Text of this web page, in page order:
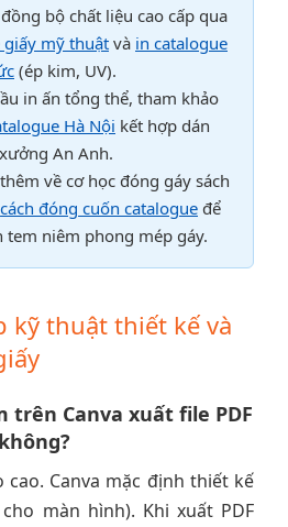
bộ chất liệu cao cấp qua
giấy mỹ thuật và in catalogue
(ép kim, UV).
in ấn tổng thể, tham khảo
Hà Nội kết hợp dán
An Anh.
về cơ học đóng gáy sách
cách đóng cuốn catalogue để
tem niêm phong mép gáy.
kỹ thuật thiết kế và
trên Canva xuất file PDF
Canva mặc định thiết kế
màn hình). Khi xuất PDF